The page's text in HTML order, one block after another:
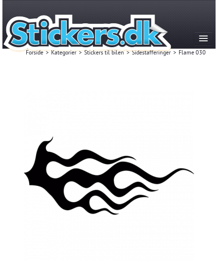
Kontakt
Mest Solgte
Forside > Kategorier > Stickers til bilen > Sidestafferinger > Flame 030